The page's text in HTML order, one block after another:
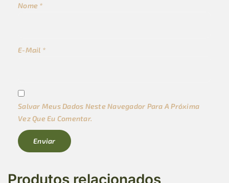
Nome *
E-Mail *
Salvar Meus Dados Neste Navegador Para A Próxima
Vez Que Eu Comentar.
Produtos relacionados